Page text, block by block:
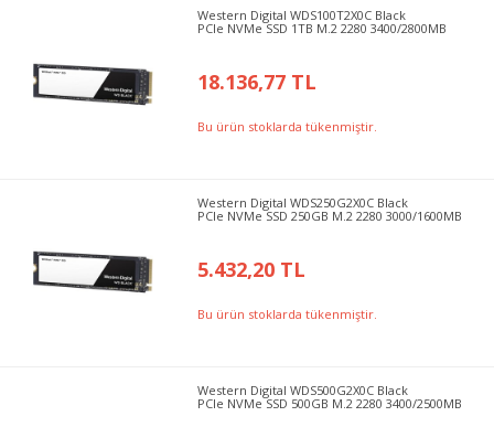
Western Digital WDS100T2X0C Black
PCIe NVMe SSD 1TB M.2 2280 3400/2800MB
18.136,77 TL
Bu ürün stoklarda tükenmiştir.
Western Digital WDS250G2X0C Black
PCIe NVMe SSD 250GB M.2 2280 3000/1600MB
5.432,20 TL
Bu ürün stoklarda tükenmiştir.
Western Digital WDS500G2X0C Black
PCIe NVMe SSD 500GB M.2 2280 3400/2500MB